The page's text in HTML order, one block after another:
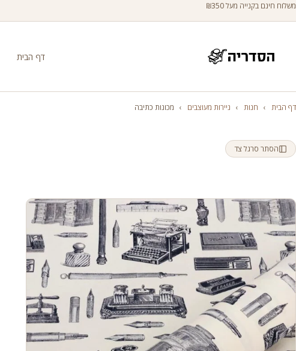
משלוח חינם בקנייה מעל ₪350
דף הבית
דף הבית › חנות › ניירות מעוצבים › מכונות כתיבה
הסתר סרגל צד